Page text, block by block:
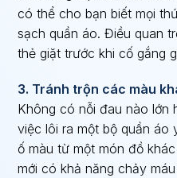
có thể cho bạn biết mọi
sạch quần áo. Điều quan
thẻ giặt trước khi cố gắng
3. Tránh trộn các màu
Không có nỗi đau nào lớn
việc lôi ra một bộ quần
ố màu từ một món đồ
mới có khả năng chảy